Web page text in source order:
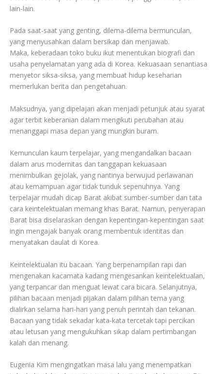
lain-lain.
Pada saat-saat yang genting, dilema-dilema bermunculan,
yang menyusahkan dalam bersikap dan menjawab.
Maka, keberadaan toko buku ikut menentukan biografi dan
usaha penyelamatan yang ada di Korea. Kekuasaan senantiasa
menyetor siksa-siksa, yang membuat hidup keseharian
memerlukan berita dan pengetahuan.
Maksudnya, yang dipelajari akan menjadi petunjuk atau syarat
agar terbit keberanian dalam mengikuti perubahan atau
menanggapi masa depan yang mungkin buram.
Kemunculan kaum terpelajar, yang mengandalkan bacaan
dalam arus modernitas dan tanggapan kekuasaan
menimbulkan gejolak, yang nantinya berwujud perlawanan
atau kemampuan agar tidak tunduk sepenuhnya. Yang
terpelajar mudah dicap Barat akibat sumber-sumber dan tata
cara keintelektualan memang khas Barat. Namun, penyerapan
Barat bisa diselaraskan dengan kepentingan-kepentingan saat
ingin mengajak banyak orang membentuk identitas dan
menyatakan daulat di Korea.
Keintelektualan itu bacaan. Yang berpenampilan rapi dan
mengenakan kacamata kadang mengesankan keintelektualan,
yang terpancar dan menguat lewat cara bicara. Selanjutnya,
pilihan bacaan menjadi pijakan dalam pilihan tema yang
dialirkan selama hari-hari yang penuh perintah dan tekanan.
Bacaan yang tidak sekadar kata-kata tercetak tapi percikan
atau letusan yang mengukuhkan sikap dalam pertimbangan
kalah dan menang.
Eugenia Kim mengingatkan masa lalu yang menempatkan